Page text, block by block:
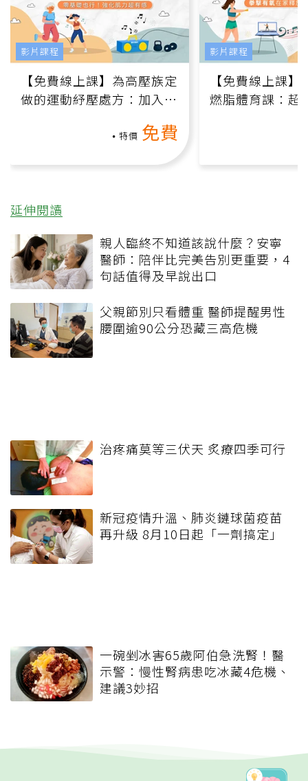
【免費線上課】為高壓族定
做的運動紓壓處方：加入行
特價 免費
影片課程
【免費線上課
燃脂體育課：超
影片課程
延伸閱讀
親人臨終不知道該說什麼？安寧
醫師：陪伴比完美告別更重要，4
句話值得及早說出口
父親節別只看體重 醫師提醒男性
腰圍逾90公分恐藏三高危機
治疼痛莫等三伏天 炙療四季可行
新冠疫情升溫、肺炎鏈球菌疫苗
再升級 8月10日起「一劑搞定」
一碗剉冰害65歲阿伯急洗腎！醫
示警：慢性腎病患吃冰藏4危機、
建議3妙招